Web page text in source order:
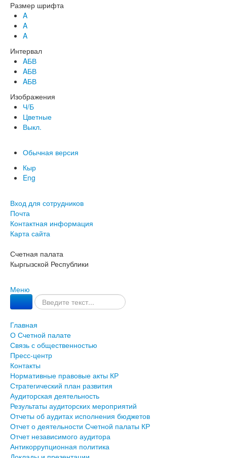
Размер шрифта
A
A
A
Интервал
AБВ
AБВ
AБВ
Изображения
Ч/Б
Цветные
Выкл.
Обычная версия
Кыр
Eng
Вход для сотрудников
Почта
Контактная информация
Карта сайта
Счетная палата
Кыргызской Республики
Меню
Главная
О Счетной палате
Связь с общественностью
Пресс-центр
Контакты
Нормативные правовые акты КР
Стратегический план развития
Аудиторская деятельность
Результаты аудиторских мероприятий
Отчеты об аудитах исполнения бюджетов
Отчет о деятельности Счетной палаты КР
Отчет независимого аудитора
Антикоррупционная политика